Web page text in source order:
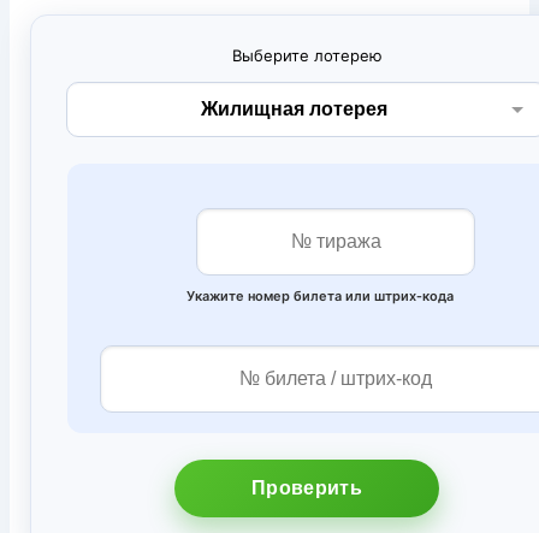
Выберите лотерею
Укажите номер билета или штрих‑кода
Проверить